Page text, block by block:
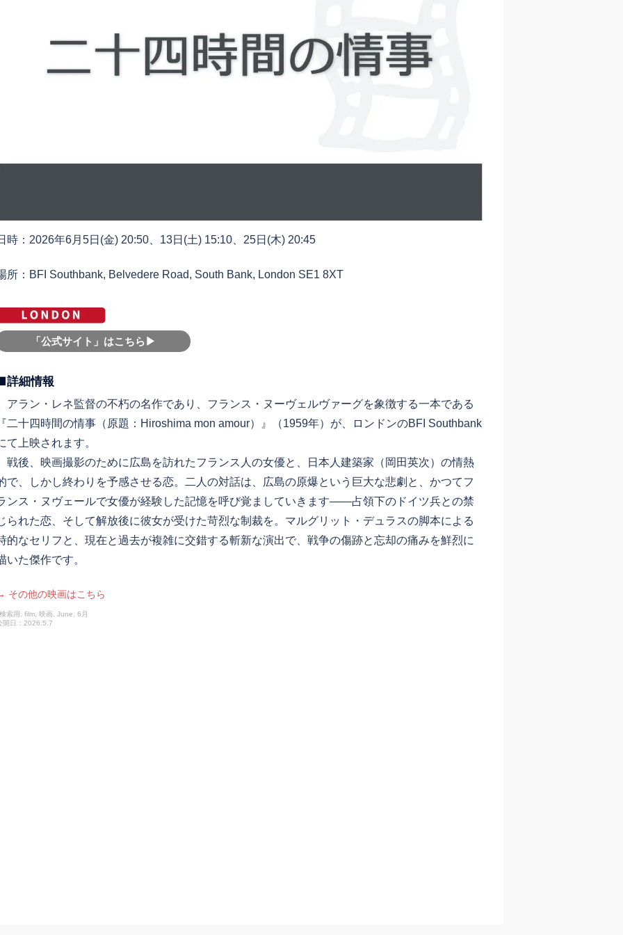
時：2026年6月5日(金) 20:50、13日(土) 15:10、25日(木) 20:45
所：BFI Southbank, Belvedere Road, South Bank, London SE1 8XT
「公式サイト」はこちら▶︎
詳細情報
ラン・レネ監督の不朽の名作であり、フランス・ヌーヴェルヴァーグを象徴する一本である
二十四時間の情事（原題：Hiroshima mon amour）』（1959年）が、ロンドンのBFI Southbank
て上映されます。
後、映画撮影のために広島を訪れたフランス人の女優と、日本人建築家（岡田英次）の情熱
で、しかし終わりを予感させる恋。二人の対話は、広島の原爆という巨大な悲劇と、かつてフ
ンス・ヌヴェールで女優が経験した記憶を呼び覚ましていきます——占領下のドイツ兵との禁
られた恋、そして解放後に彼女が受けた苛烈な制裁を。マルグリット・デュラスの脚本による
的なセリフと、現在と過去が複雑に交錯する斬新な演出で、戦争の傷跡と忘却の痛みを鮮烈に
いた傑作です。
その他の映画はこちら
索用: film, 映画, June, 6月
開日：2026.5.7